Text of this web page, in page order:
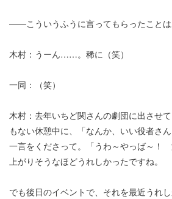
――こういうふうに言ってもらったことは
木村：うーん……。稀に（笑）
一同：（笑）
木村：去年いちど関さんの劇団に出させ
もない休憩中に、「なんか、いい役者さ
一言をくださって。「うわ～やっば～！
上がりそうなほどうれしかったですね。
でも後日のイベントで、それを最近うれ